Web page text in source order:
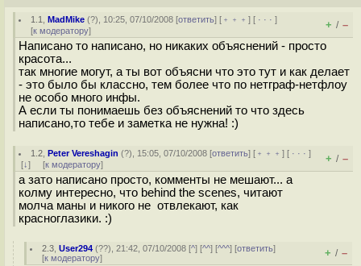
1.1 ,MadMike (?), 10:25, 07/10/2008 [ответить] [ ﹢﹢﹢] [ · · ·]
[к модератору] + / –
Написано то написано, но никаких объяснений - просто
красота...
так многие могут, а ты вот объясни что это тут и как делает
- это было бы классно, тем более что по нетграф-нетфлоу
не особо много инфы.
А если ты понимаешь без объяснений то что здесь
написано,то тебе и заметка не нужна! :)
1.2 ,Peter Vereshagin (?), 15:05, 07/10/2008 [ответить] [ ﹢﹢﹢] [ · · ·]
[↓] [к модератору] + / –
а зато написано просто, комменты не мешают... а
колму интересно, что behind the scenes, читают
молча маны и никого не отвлекают, как
красноглазики. :)
2.3 ,User294 (??), 21:42, 07/10/2008 [^] [^^] [^^^] [ответить]
[к модератору] + / –